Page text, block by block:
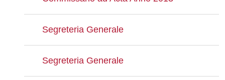
Segreteria Generale
Segreteria Generale